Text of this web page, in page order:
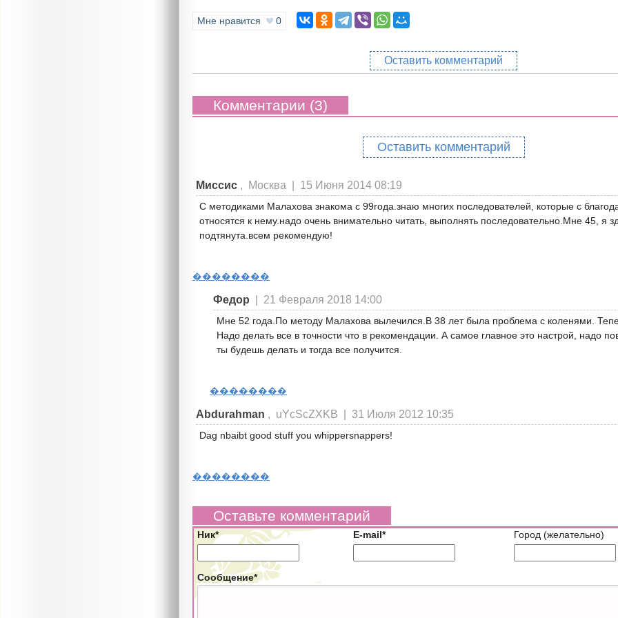
Мне нравится 0
Оставить комментарий
Комментарии (3)
Оставить комментарий
Миссис , Москва | 15 Июня 2014 08:19
С методиками Малахова знакома с 99года.знаю многих последователей, которые с
относятся к нему.надо очень внимательно читать, выполнять последовательно.Мне 45, я
подтянута.всем рекомендую!
��������
Федор 21 Февраля 2018 14:00
Мне 52 года.По методу Малахова вылечился.В 38 лет была проблема с коленями.
Надо делать все в точности что в рекомендации. А самое главное это настрой, надо
ты будешь делать и тогда все получится.
��������
Abdurahman , uYcScZXKB |31 Июля 2012 10:35
Dag nbaibt good stuff you whippersnappers!
��������
Оставьте комментарий
Ник* E-mail* Город (желательно)
Сообщение*